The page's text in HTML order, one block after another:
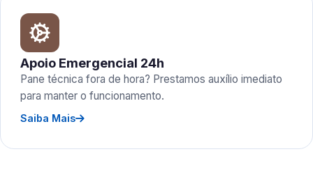
Apoio Emergencial 24h
Pane técnica fora de hora? Prestamos auxílio imediato
para manter o funcionamento.
Saiba Mais